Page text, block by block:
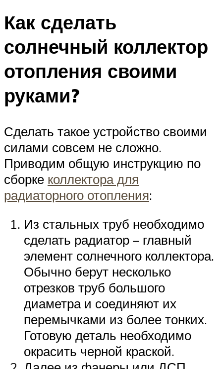
Как сделать
солнечный коллектор
отопления своими
руками?
Сделать такое устройство своими
силами совсем не сложно.
Приводим общую инструкцию по
сборке коллектора для
радиаторного отопления:
Из стальных труб необходимо
сделать радиатор – главный
элемент солнечного коллектора.
Обычно берут несколько
отрезков труб большого
диаметра и соединяют их
перемычками из более тонких.
Готовую деталь необходимо
окрасить черной краской.